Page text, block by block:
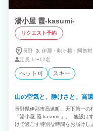
湯小屋 霞-kasumi-
リクエスト予約
長野 伊那・ 駒ヶ根・ 阿智村
定員 1〜12名
ペット可 スキー
山の空気と、静けさと。高
長野県伊那市高遠町、天下第一の
「湯小屋 霞-kasumi-」。 施設は
けで過ごす特別な時間をお届けし